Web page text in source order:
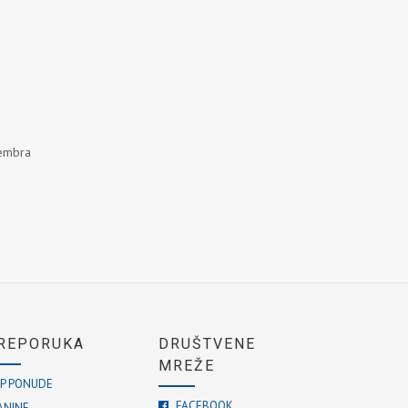
PONUDE
DRUŠTVENE
MREŽE